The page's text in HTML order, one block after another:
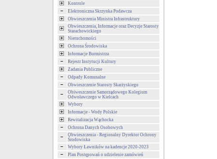
Kontrole
Elektroniczna Skrzynka Podawcza
Obwieszczenia Ministra Infrastruktury
Obwieszczenia, Informacje oraz Decyzje Starosty
Starachowickiego
Nieruchomości
Ochrona Środowiska
Informacje Burmistrza
Rejestr Instytucji Kultury
Zadania Publiczne
Odpady Komunalne
Obwieszczenie Starosty Skarżyskiego
Obiweszczenie Samorządowego Kolegium
Odwoławczego w Kielcach
Wybory
Informacje - Wody Polskie
Rewitalizacja Wąchocka
Ochrona Danych Osobowych
Obwieszczenia - Regionalny Dyrektor Ochrony
Środowiska
Wybory Ławników na kadencje 2020-2023
Plan Postępowań o udzielenie zamówień